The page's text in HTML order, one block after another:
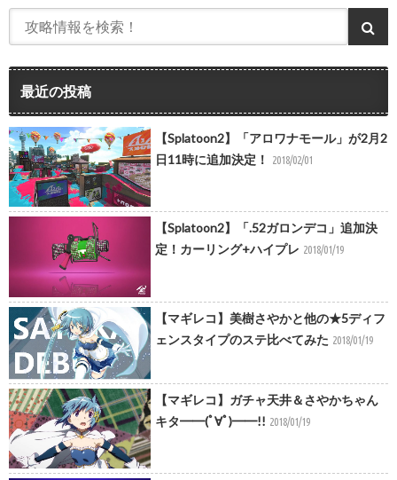
最近の投稿
【Splatoon2】「アロワナモール」が2月2
日11時に追加決定！
2018/02/01
【Splatoon2】「.52ガロンデコ」追加決
定！カーリング+ハイプレ 2018/01/19
【マギレコ】美樹さやかと他の★5ディフ
ェンスタイプのステ比べてみた 2018/01/19
【マギレコ】ガチャ天井＆さやかちゃん
キタ━━(ﾟ∀ﾟ)━━!! 2018/01/19